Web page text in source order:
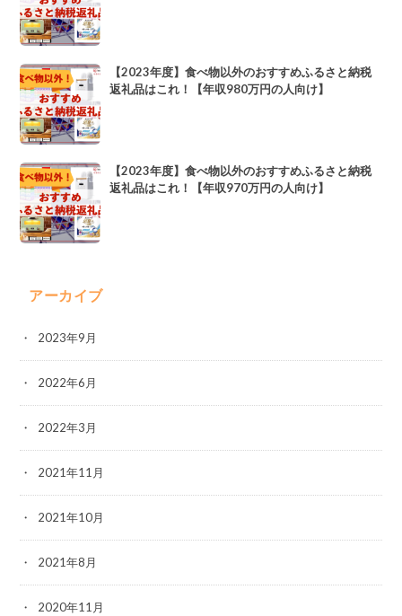
【2023年度】食べ物以外のおすすめふるさと納税
返礼品はこれ！【年収980万円の人向け】
【2023年度】食べ物以外のおすすめふるさと納税
返礼品はこれ！【年収970万円の人向け】
アーカイブ
2023年9月
2022年6月
2022年3月
2021年11月
2021年10月
2021年8月
2020年11月